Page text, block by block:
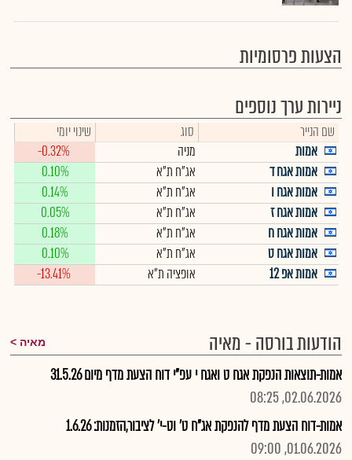
הצעות פרסומיות
ניירות ערך נוספים
שם הנייר סוג
שינוי יומי
אמות
מניה
-0.32%
אמות אגח ד
אג"ח ת"א
0.10%
אמות אגח ו
אג"ח ת"א
0.14%
אמות אגח ז
אג"ח ת"א
0.05%
אמות אגח ח
אג"ח ת"א
0.18%
אמות אגח ט
אג"ח ת"א
0.10%
אמות אפ 12
אופציה ת"א -13.41%
הודעות בורסה - מאיה מאיה
אמות-תוצאות הנפקת אגח ט ואגח י עפ"י דוח הצעת מדף מיום 31.5.26
02.06.2026, 08:25
אמות-דוח הצעת מדף להנפקת אג"ח ט' וט-י' לציבור,הזמנות: 1.6.26
01.06.2026, 09:00